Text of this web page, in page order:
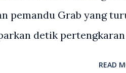
pemandu Grab yang
detik pertengkaran
READ